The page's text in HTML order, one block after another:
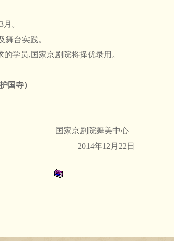
。
舞台实践。
学员,国家京剧院将择优录用。
护国寺）
剧院舞美中心
12月22日